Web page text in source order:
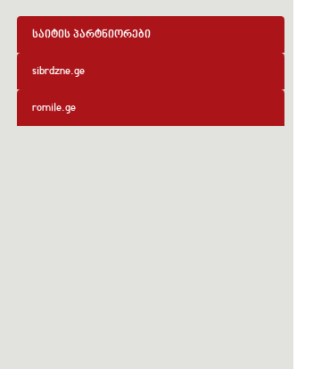
საიტის პარტნიორები
sibrdzne.ge
romile.ge